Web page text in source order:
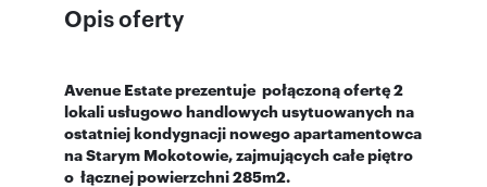
Opis oferty
Avenue Estate prezentuje połączoną ofertę 2
lokali usługowo handlowych usytuowanych na
ostatniej kondygnacji nowego apartamentowca
na Starym Mokotowie, zajmujących całe piętro
o łącznej powierzchni 285m2.